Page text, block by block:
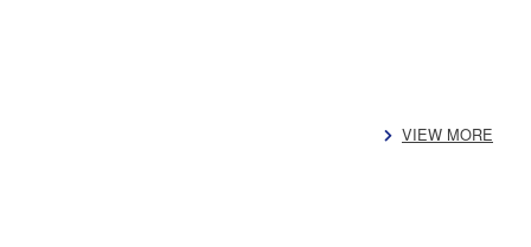
VIEW MORE